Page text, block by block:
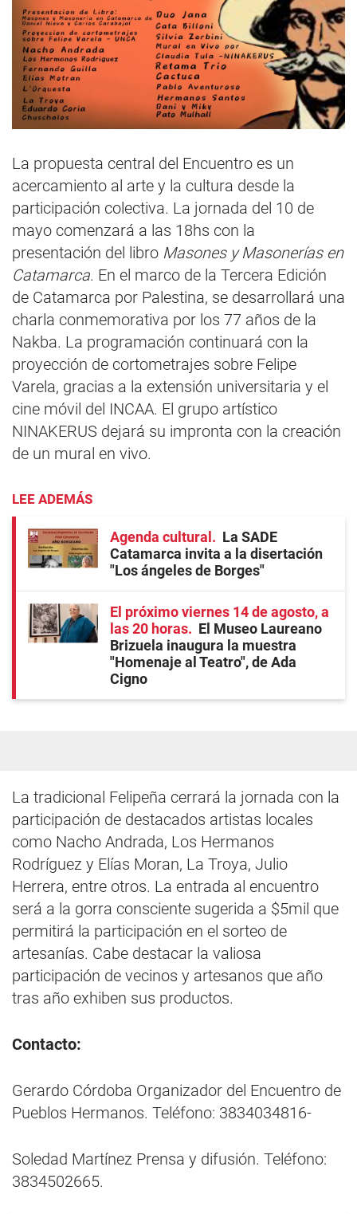
La propuesta central del Encuentro es un
acercamiento al arte y la cultura desde la
participación colectiva. La jornada del 10 de
mayo comenzará a las 18hs con la
presentación del libro Masones y Masonerías en
Catamarca. En el marco de la Tercera Edición
de Catamarca por Palestina, se desarrollará una
charla conmemorativa por los 77 años de la
Nakba. La programación continuará con la
proyección de cortometrajes sobre Felipe
Varela, gracias a la extensión universitaria y el
cine móvil del INCAA. El grupo artístico
NINAKERUS dejará su impronta con la creación
de un mural en vivo.
LEE ADEMÁS
Agenda cultural
La SADE
Catamarca invita a la disertación
"Los ángeles de Borges"
El próximo viernes 14 de agosto, a
las 20 horas
El Museo Laureano
Brizuela inaugura la muestra
"Homenaje al Teatro", de Ada
Cigno
La tradicional Felipeña cerrará la jornada con la
participación de destacados artistas locales
como Nacho Andrada, Los Hermanos
Rodríguez y Elías Moran, La Troya, Julio
Herrera, entre otros. La entrada al encuentro
será a la gorra consciente sugerida a $5mil que
permitirá la participación en el sorteo de
artesanías. Cabe destacar la valiosa
participación de vecinos y artesanos que año
tras año exhiben sus productos.
Contacto:
Gerardo Córdoba Organizador del Encuentro de
Pueblos Hermanos. Teléfono: 3834034816-
Soledad Martínez Prensa y difusión. Teléfono:
3834502665.